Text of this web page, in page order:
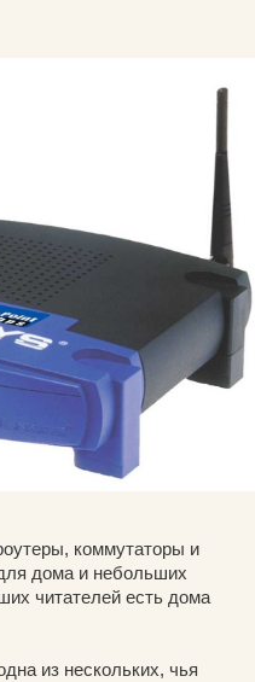
коммутаторы и
дома и небольших
читателей есть дома
из нескольких, чья